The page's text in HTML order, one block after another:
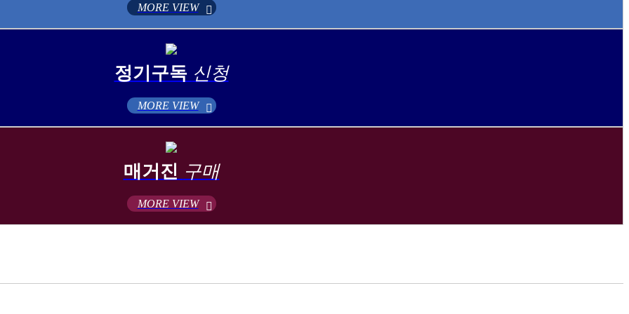
MORE VIEW
정기구독 신청
MORE VIEW
매거진 구매
MORE VIEW